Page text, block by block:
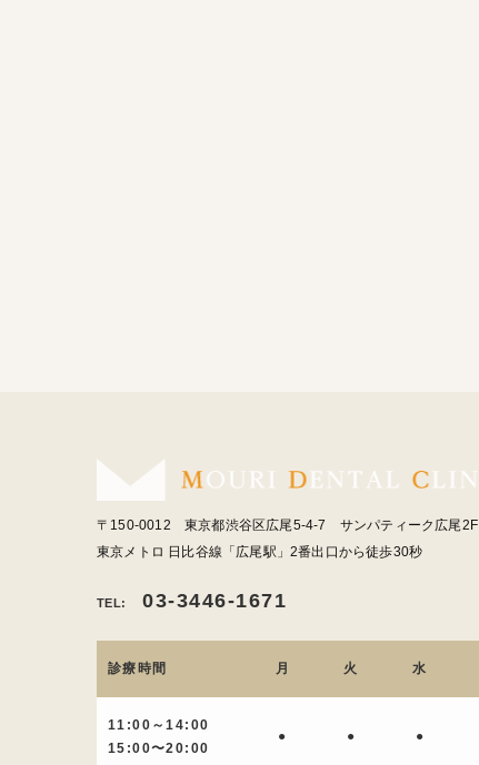
〒150-0012 東京都渋谷区広尾5-4-7 サンパティーク広尾2F
東京メトロ 日比谷線「広尾駅」2番出口から徒歩30秒
TEL: 03-3446-1671
診療時間 月 火 水
11:00～14:00
15:00〜20:00
● ● ●